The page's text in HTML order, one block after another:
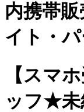
内携帯
イト・
【スマ
ッフ★未